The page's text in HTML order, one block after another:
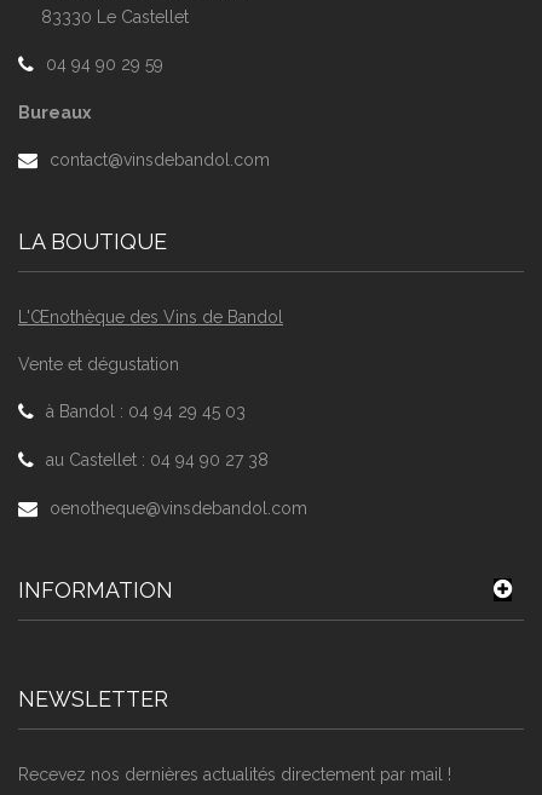
83330 Le Castellet
04 94 90 29 59
Bureaux
contact@vinsdebandol.com
LA BOUTIQUE
L'Œnothèque des Vins de Bandol
Vente et dégustation
à Bandol : 04 94 29 45 03
au Castellet : 04 94 90 27 38
oenotheque@vinsdebandol.com
INFORMATION
NEWSLETTER
Recevez nos dernières actualités directement par mail !